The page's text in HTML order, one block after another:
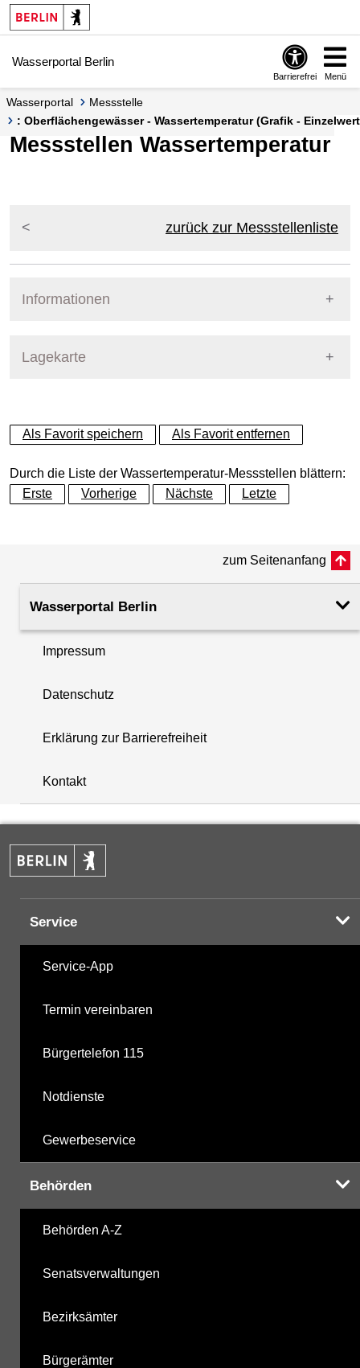
Springe zur Navigation
Springe zum Inhalt
Wasserportal Berlin
Barrierefrei Menü
Wasserportal
Messstelle
: Oberflächengewässer - Wassertemperatur (Grafik -
Messstellen Wassertemperatur
zurück zur Messstellenliste
Informationen
Lagekarte
+
−
+
−
Als Favorit speichern Als Favorit entfernen
Durch die Liste der Wassertemperatur-Messstellen blättern:
Erste
Vorherige Nächste Letzte
zum Seitenanfang
Wasserportal Berlin
Impressum
Datenschutz
Erklärung zur Barrierefreiheit
Kontakt
Service
Service-App
Termin vereinbaren
Bürgertelefon 115
Notdienste
Gewerbeservice
Behörden
Behörden A-Z
Senatsverwaltungen
Bezirksämter
Bürgerämter